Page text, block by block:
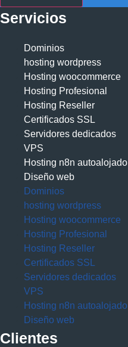
Servicios
Dominios
hosting wordpress
Hosting woocommerce
Hosting Profesional
Hosting Reseller
Certificados SSL
Servidores dedicados
VPS
Hosting n8n autoalojado
Diseño web
Dominios
hosting wordpress
Hosting woocommerce
Hosting Profesional
Hosting Reseller
Certificados SSL
Servidores dedicados
VPS
Hosting n8n autoalojado
Diseño web
Clientes